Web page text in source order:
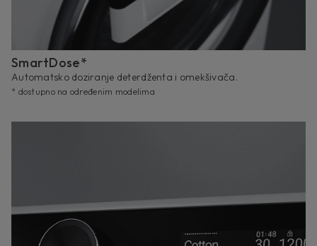
SmartDose*
Automatsko doziranje deterdženta i omekšivača.
* dostupno na određenim modelima